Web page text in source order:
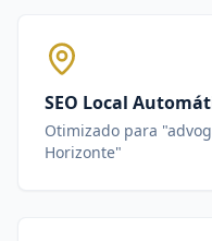
SEO Local
Otimizado para
Horizonte"